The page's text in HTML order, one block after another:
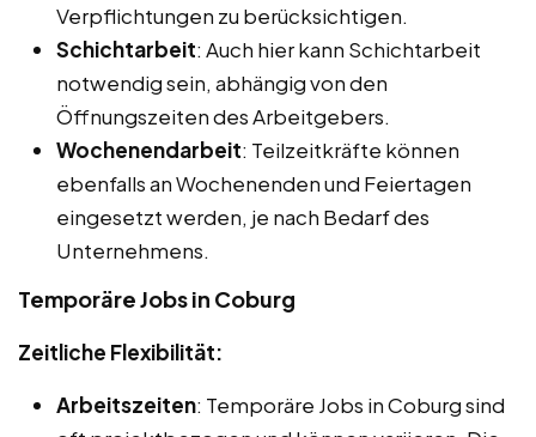
Verpflichtungen zu berücksichtigen.
Schichtarbeit: Auch hier kann Schichtarbeit
notwendig sein, abhängig von den
Öffnungszeiten des Arbeitgebers.
Wochenendarbeit: Teilzeitkräfte können
ebenfalls an Wochenenden und Feiertagen
eingesetzt werden, je nach Bedarf des
Unternehmens.
Temporäre Jobs in Coburg
Zeitliche Flexibilität:
Arbeitszeiten: Temporäre Jobs in Coburg sind